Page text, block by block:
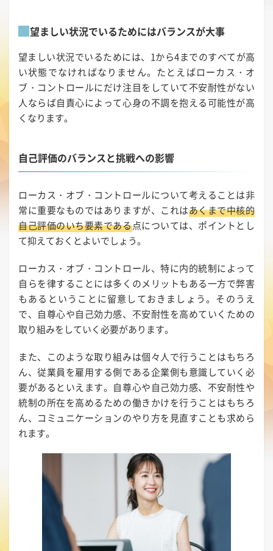
望ましい状況でいるためにはバランスが大事
望ましい状況でいるためには、1から4までのすべてが高
い状態でなければなりません。たとえばローカス・オ
ブ・コントロールにだけ注目をしていて不安耐性がない
人ならば自責心によって心身の不調を抱える可能性が高
くなります。
自己評価のバランスと挑戦への影響
ローカス・オブ・コントロールについて考えることは非
常に重要なものではありますが、これはあくまで中核的
自己評価のいち要素である点については、ポイントとし
て抑えておくとよいでしょう。
ローカス・オブ・コントロール、特に内的統制によって
自らを律することには多くのメリットもある一方で弊害
もあるということに留意しておきましょう。そのうえ
で、自尊心や自己効力感、不安耐性を高めていくための
取り組みをしていく必要があります。
また、このような取り組みは個々人で行うことはもちろ
ん、従業員を雇用する側である企業側も意識していく必
要があるといえます。自尊心や自己効力感、不安耐性や
統制の所在を高めるための働きかけを行うことはもちろ
ん、コミュニケーションのやり方を見直すことも求めら
れます。